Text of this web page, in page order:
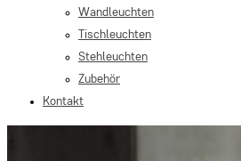
Wandleuchten
Tischleuchten
Stehleuchten
Zubehör
Kontakt